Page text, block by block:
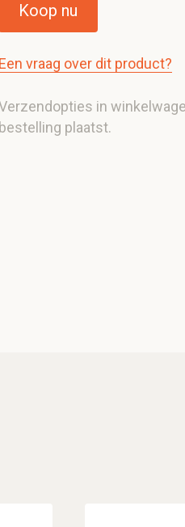
Koop nu
Een vraag over dit product?
in
bestelling plaatst.